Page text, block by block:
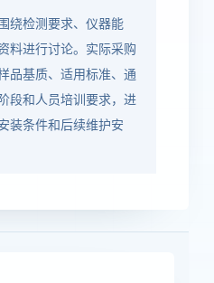
绕检测要求、仪器能
料进行讨论。实际采购
品基质、适用标准、通
段和人员培训要求，进
装条件和后续维护安